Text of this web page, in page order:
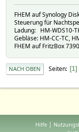
FHEM auf Synology
Steuerung für
Ladung: HM-WDS10-
Gebläse: HM-CC-TC,
FHEM auf FritzBox
NACH OBEN Seiten 1
Hilfe |